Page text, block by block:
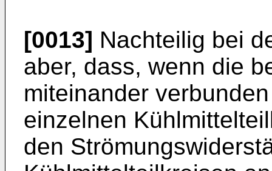
[0013] Nachteilig bei
aber, dass, wenn die
miteinander
einzelnen
den